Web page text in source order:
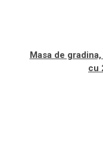
Masa de
cu